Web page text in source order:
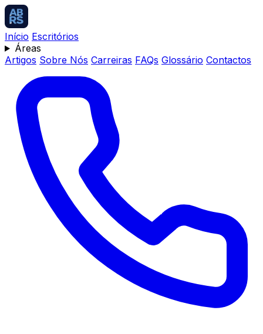
Início Escritórios
Áreas
Artigos Sobre Nós Carreiras FAQs Glossário Contactos